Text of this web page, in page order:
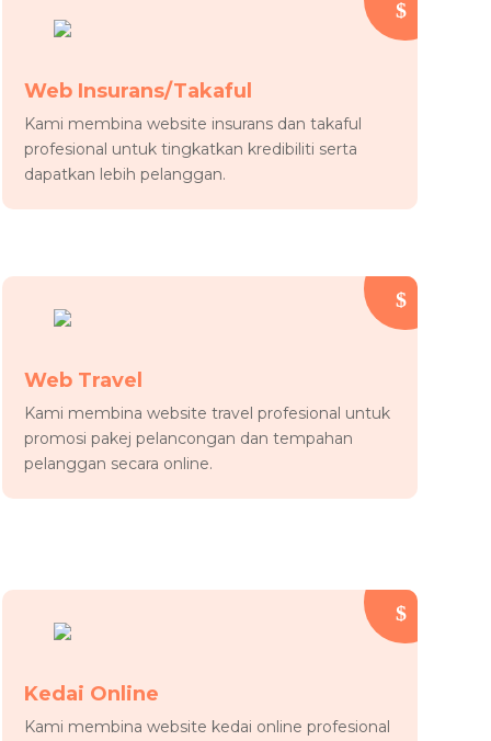
Web Insurans/Takaful
Kami membina website insurans dan takaful
profesional untuk tingkatkan kredibiliti serta
dapatkan lebih pelanggan.
Web Travel
Kami membina website travel profesional untuk
promosi pakej pelancongan dan tempahan
pelanggan secara online.
Kedai Online
Kami membina website kedai online profesional